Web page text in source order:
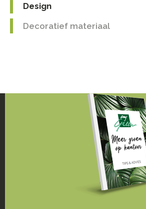
Design
Decoratief materiaal